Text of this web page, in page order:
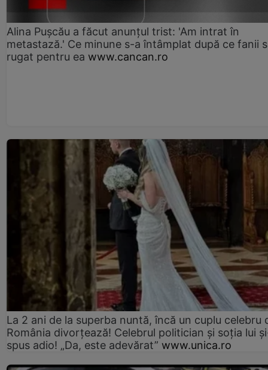
Alina Pușcău a făcut anunțul trist: 'Am intrat în
metastază.' Ce minune s-a întâmplat după ce fanii
rugat pentru ea www.cancan.ro
La 2 ani de la superba nuntă, încă un cuplu celebru
România divorțează! Celebrul politician și soția lui
spus adio! „Da, este adevărat” www.unica.ro